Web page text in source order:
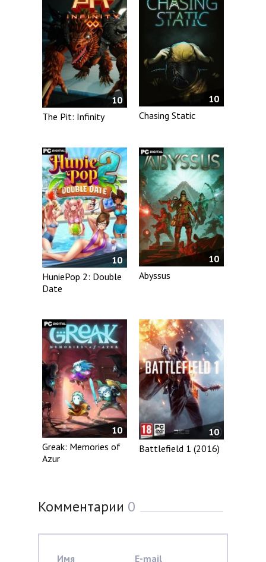
10
The Pit: Infinity
10
Chasing Static
10
HuniePop 2: Double
Date
10
Abyssus
10
Greak: Memories of
Azur
10
Battlefield 1 (2016)
Комментарии 0
Имя E-mail